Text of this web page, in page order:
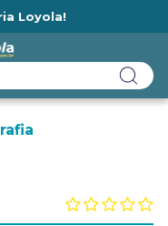
Loyola!